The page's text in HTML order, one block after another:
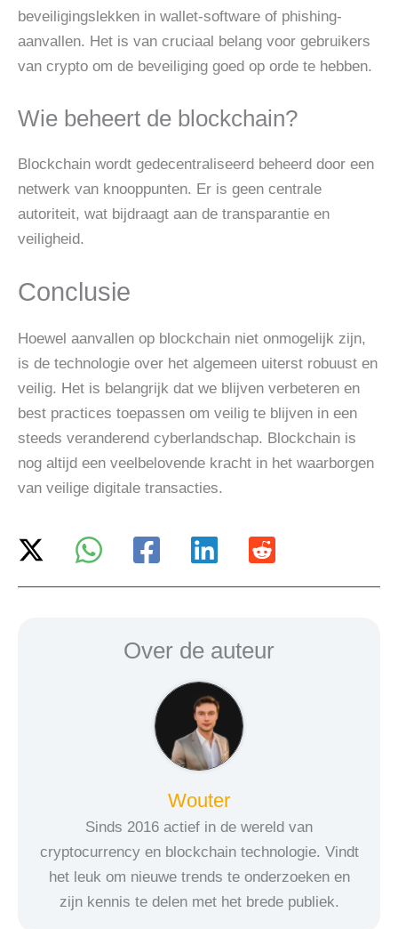
beveiligingslekken in wallet-software of phishing-
aanvallen. Het is van cruciaal belang voor gebruikers
van crypto om de beveiliging goed op orde te hebben.
Wie beheert de blockchain?
Blockchain wordt gedecentraliseerd beheerd door een
netwerk van knooppunten. Er is geen centrale
autoriteit, wat bijdraagt aan de transparantie en
veiligheid.
Conclusie
Hoewel aanvallen op blockchain niet onmogelijk zijn,
is de technologie over het algemeen uiterst robuust en
veilig. Het is belangrijk dat we blijven verbeteren en
best practices toepassen om veilig te blijven in een
steeds veranderend cyberlandschap. Blockchain is
nog altijd een veelbelovende kracht in het waarborgen
van veilige digitale transacties.
Over de auteur
Wouter
Sinds 2016 actief in de wereld van
cryptocurrency en blockchain technologie. Vindt
het leuk om nieuwe trends te onderzoeken en
zijn kennis te delen met het brede publiek.